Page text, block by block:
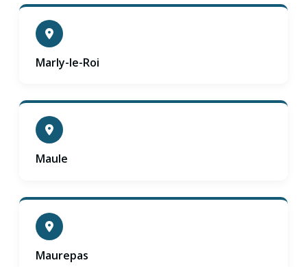
Marly-le-Roi
Maule
Maurepas